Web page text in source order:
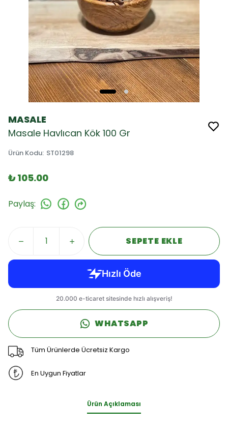
MASALE
Masale Havlıcan Kök 100 Gr
Ürün Kodu: ST01298
₺ 105.00
Paylaş:
SEPETE EKLE
WHATSAPP
Tüm Ürünlerde Ücretsiz Kargo
En Uygun Fiyatlar
Ürün Açıklaması